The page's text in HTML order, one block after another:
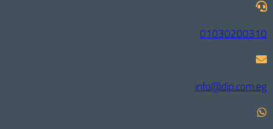
01030200310
info@dip.com.eg